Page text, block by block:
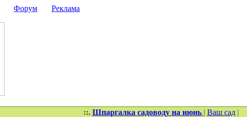
Форум
Реклама
::. Шпаргалка садоводу на июнь | Ваш сад|